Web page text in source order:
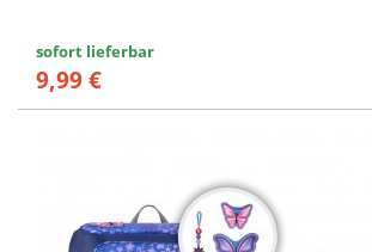
sofort lieferbar
9,99 €